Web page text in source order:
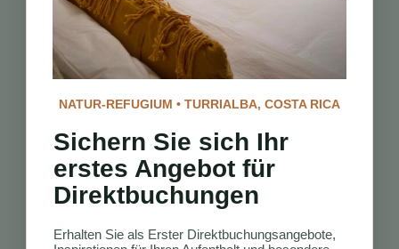
preisbewusste
Reisende? Ja,
Turrialba hat
mehrere Hostels, die
Reisende
gesellige
Atmosphäre sowie
wirtschaftliche
Preise bieten.
Wann ist die beste
Zeit, um Turrialba
NATUR-REFUGIUM • TURRIALBA, COSTA RICA
Sichern Sie sich Ihr
erstes Angebot für
Direktbuchungen
Erhalten Sie als Erster Direktbuchungsangebote,